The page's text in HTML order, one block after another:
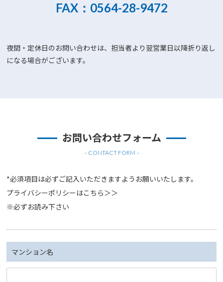
FAX：0564-28-9472
夜間・定休日のお問い合わせは、担当者より翌営業日以降折り返し
になる場合がございます。
お問い合わせフォーム
– CONTACT FORM –
*必須項目は必ずご記入いただきますようお願いいたします。
プライバシーポリシーはこちら＞＞
※必ずお読み下さい
マンション名